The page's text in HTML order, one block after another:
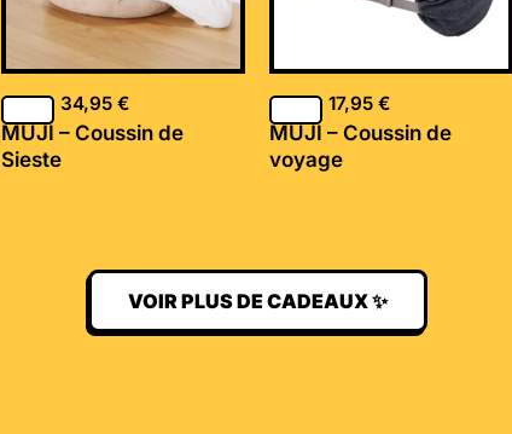
34,95 €
MUJI – Coussin de
Sieste
17,95 €
MUJI – Coussin de
voyage
VOIR PLUS DE CADEAUX ✨